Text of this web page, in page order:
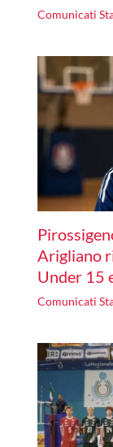
Comunicati
Arigliano
Under 15
Comunicati